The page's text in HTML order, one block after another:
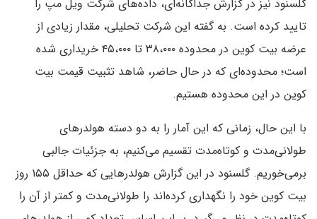
گلسنود نیز در گزارش جداگانه‌ای، داده‌های شرکت ویل مپ را
تایید کرده است. به گفته این شرکت تحلیلی، مقدار زیادی از
عرضه بیت کوین در محدوده ۳۸،۰۰۰ تا ۴۵،۰۰۰ خریداری شده
است؛ محدوده‌ای که در حال حاضر، شاهد تثبیت قیمت بیت
کوین در این محدوده هستیم.
با این حال، زمانی که این آمار را به دو دسته هولدرهای
طولانی‌مدت و کوتاه‌مدت تقسیم می‌کنیم، به جزئیات جالبی
برمی‌خوریم. گلسنود در این گزارش هولدرهایی که حداقل ۱۵۵ روز
بیت کوین خود را نگهداری کرده‌اند را طولانی‌مدت و کمتر از آن را